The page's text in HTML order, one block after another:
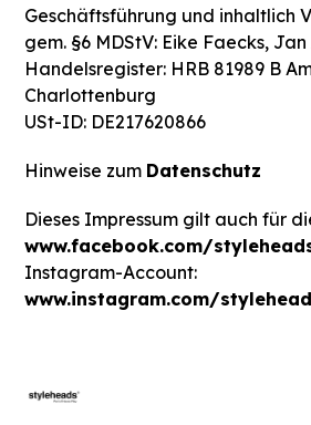
Geschäftsführung und inhaltlich
gem. §6 MDStV: Eike Faecks,
Handelsregister: HRB 81989 B
Charlottenburg
USt-ID: DE217620866
Hinweise zum Datenschutz
Dieses Impressum gilt auch für
www.facebook.com/
Instagram-Account:
www.instagram.com/